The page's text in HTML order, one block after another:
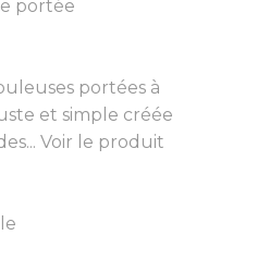
portée
portées à
et simple créée
Voir le produit